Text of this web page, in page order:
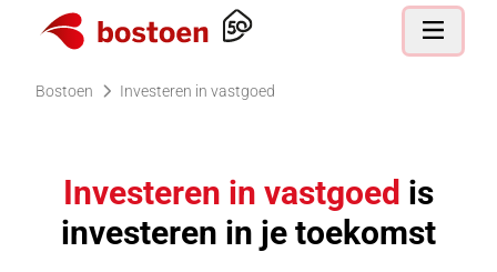
Ga naar de homepagina
Open
Bostoen Investeren in vastgoed
Investeren in vastgoed is
investeren in je toekomst